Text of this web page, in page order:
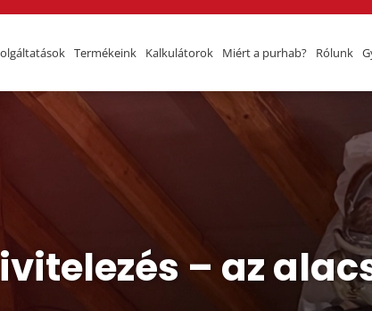
Termékeink Kalkulátorok Miért a purhab? Rólunk
– az